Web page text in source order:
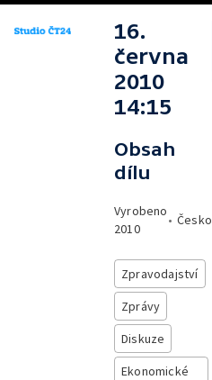
16.
června
2010
14:15
Obsah
dílu
Vyrobeno
2010
• Česko
Zpravodajství
Zprávy
Diskuze
Ekonomické